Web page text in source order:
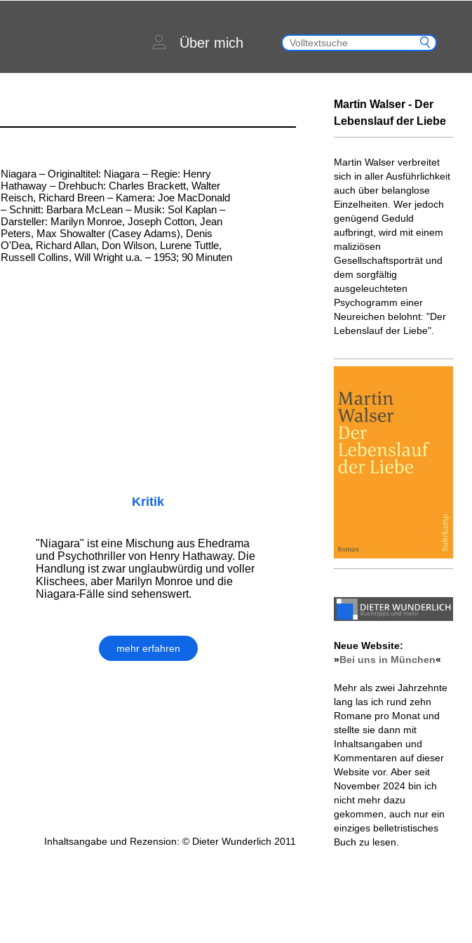
Über mich
Niagara – Originaltitel: Niagara – Regie: Henry
Hathaway – Drehbuch: Charles Brackett, Walter
Reisch, Richard Breen – Kamera: Joe MacDonald
– Schnitt: Barbara McLean – Musik: Sol Kaplan –
Darsteller: Marilyn Monroe, Joseph Cotton, Jean
Peters, Max Showalter (Casey Adams), Denis
O'Dea, Richard Allan, Don Wilson, Lurene Tuttle,
Russell Collins, Will Wright u.a. – 1953; 90 Minuten
Kritik
"Niagara" ist eine Mischung aus Ehedrama
und Psychothriller von Henry Hathaway. Die
Handlung ist zwar unglaubwürdig und voller
Klischees, aber Marilyn Monroe und die
Niagara-Fälle sind sehenswert.
mehr erfahren
Inhaltsangabe und Rezension: © Dieter Wunderlich 2011
Martin Walser - Der
Lebenslauf der Liebe
Martin Walser verbreitet
sich in aller Ausführlichkeit
auch über belanglose
Einzelheiten. Wer jedoch
genügend Geduld
aufbringt, wird mit einem
maliziösen
Gesellschaftsporträt und
dem sorgfältig
ausgeleuchteten
Psychogramm einer
Neureichen belohnt: "Der
Lebenslauf der Liebe".
Neue Website:
»Bei uns in München«
Mehr als zwei Jahrzehnte
lang las ich rund zehn
Romane pro Monat und
stellte sie dann mit
Inhaltsangaben und
Kommentaren auf dieser
Website vor. Aber seit
November 2024 bin ich
nicht mehr dazu
gekommen, auch nur ein
einziges belletristisches
Buch zu lesen.